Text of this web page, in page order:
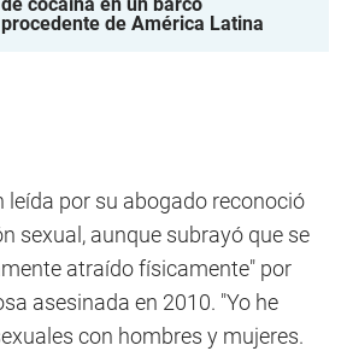
de cocaína en un barco
procedente de América Latina
leída por su abogado reconoció
sexual, aunque subrayó que se
atraído físicamente" por
asesinada en 2010. "Yo he
con hombres y mujeres.